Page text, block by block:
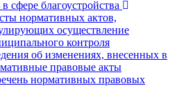
сфере благоустройства
нормативных актов,
осуществление
контроля
об изменениях, внесенных в
правовые акты
нормативных правовых